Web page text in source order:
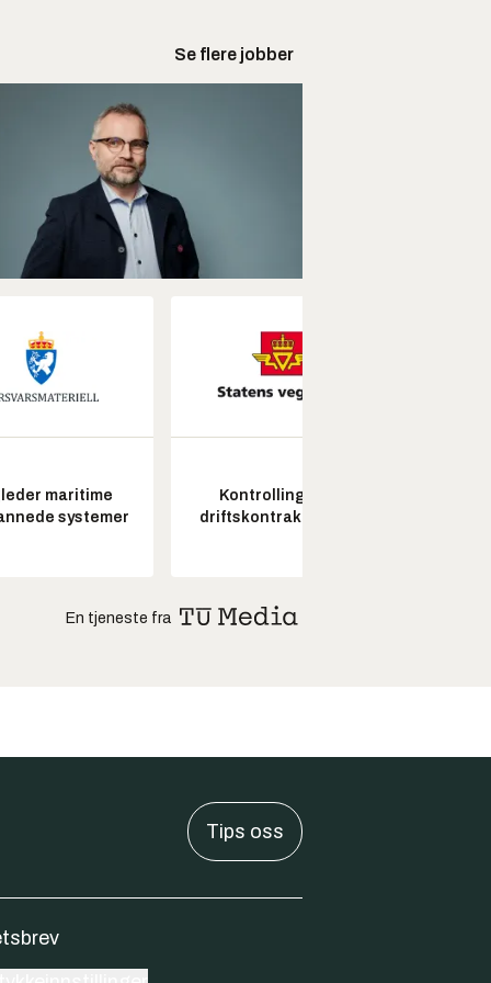
Se flere jobber
maritime
systemer
Kontrollingeniør
driftskontrakt elektro
En tjeneste fra
Tips oss